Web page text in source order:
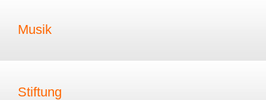
Musik
Stiftung